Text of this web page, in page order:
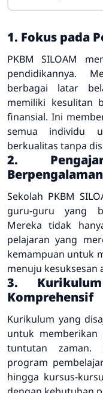
1. Fokus pada
PKBM SILOAM
pendidikannya.
berbagai latar
memiliki kesulitan
finansial. Ini
semua individu
berkualitas tanpa
2.
Berpengalaman
Sekolah PKBM
guru-guru yang
Mereka tidak
pelajaran yang
kemampuan untuk
menuju kesuksesan
3.
Komprehensif
Kurikulum yang
untuk memberikan
tuntutan zaman.
program
hingga kursus-